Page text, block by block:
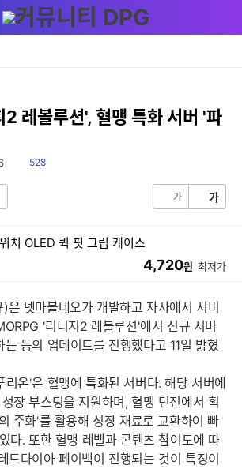
2 레볼루션', 혈맹 특화 서버 '파
읽
528
가 가
치 OLED 퀵 핏 그립 케이스
4,720원 최저가
은 넷마블네오가 개발하고 자사에서 서비
'리니지2 레볼루션'에서 신규 서버
등의 업데이트를 진행했다고 11일 밝혔
온'은 혈맹에 특화된 서버다. 해당 서버에
장 부스팅을 지원하며, 혈맹 던전에서 획
주화'를 활용해 성장 재료로 교환하여 빠
다. 또한 혈맹 레벨과 콘텐츠 참여도에 따
드다이아 페이백이 진행되는 것이 특징이